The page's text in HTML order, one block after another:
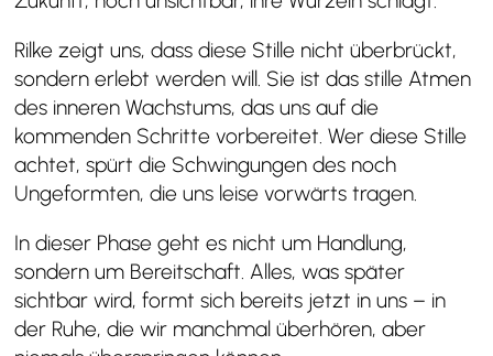
Rilke zeigt uns, dass diese Stille nicht überbrückt,
sondern erlebt werden will. Sie ist das stille Atmen
des inneren Wachstums, das uns auf die
kommenden Schritte vorbereitet. Wer diese Stille
achtet, spürt die Schwingungen des noch
Ungeformten, die uns leise vorwärts tragen.
In dieser Phase geht es nicht um Handlung,
sondern um Bereitschaft. Alles, was später
sichtbar wird, formt sich bereits jetzt in uns – in
der Ruhe, die wir manchmal überhören, aber